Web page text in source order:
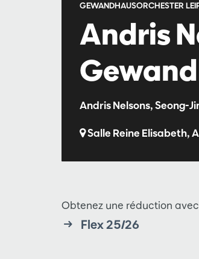
Andris
Andris Nelsons, Seong-
GEWANDHAUSORCHESTER
Salle Reine Elisabeth,
Obtenez une réduction
Flex 25/26